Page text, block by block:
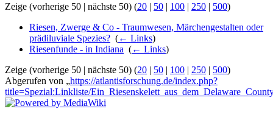
Zeige (vorherige 50 | nächste 50) (20 | 50 | 100 | 250 | 500)
Riesen, Zwerge & Co - Traumwesen, Märchengestalten oder
prädiluviale Spezies? (← Links)
Riesenfunde - in Indiana (← Links)
Zeige (vorherige 50 | nächste 50) (20 | 50 | 100 | 250 | 500)
Abgerufen von „https://atlantisforschung.de/index.php?
title=Spezial:Linkliste/